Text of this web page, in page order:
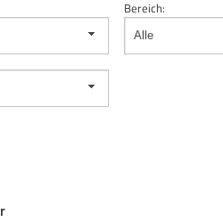
Bereich:
Alle